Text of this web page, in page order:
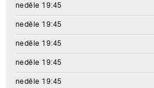
neděle 19:45
neděle 19:45
neděle 19:45
neděle 19:45
neděle 19:45